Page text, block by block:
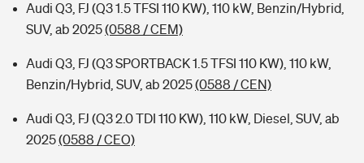
Audi Q3, FJ (Q3 1.5 TFSI 110 KW), 110 kW, Benzin/Hybrid,
SUV, ab 2025(0588 / CEM)
Audi Q3, FJ (Q3 SPORTBACK 1.5 TFSI 110 KW), 110 kW,
Benzin/Hybrid, SUV, ab 2025(0588 / CEN)
Audi Q3, FJ (Q3 2.0 TDI 110 KW), 110 kW, Diesel, SUV, ab
2025(0588 / CEO)